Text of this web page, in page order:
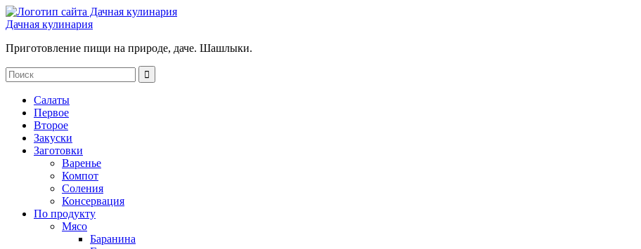
Дачная кулинария
Приготовление пищи на природе, даче. Шашлыки.
Салаты
Первое
Второе
Закуски
Заготовки
Варенье
Компот
Соления
Консервация
По продукту
Мясо
Баранина